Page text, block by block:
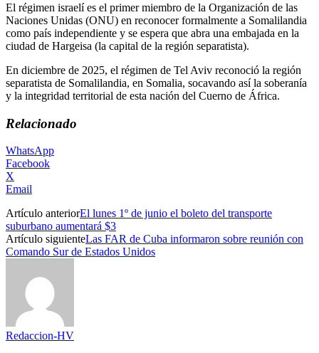
El régimen israelí es el primer miembro de la Organización de las
Naciones Unidas (ONU) en reconocer formalmente a Somalilandia
como país independiente y se espera que abra una embajada en la
ciudad de Hargeisa (la capital de la región separatista).
En diciembre de 2025, el régimen de Tel Aviv reconoció la región
separatista de Somalilandia, en Somalia, socavando así la soberanía
y la integridad territorial de esta nación del Cuerno de África.
Relacionado
WhatsApp
Facebook
X
Email
Artículo anteriorEl lunes 1º de junio el boleto del transporte
suburbano aumentará $3
Artículo siguienteLas FAR de Cuba informaron sobre reunión con
Comando Sur de Estados Unidos
Redaccion-HV